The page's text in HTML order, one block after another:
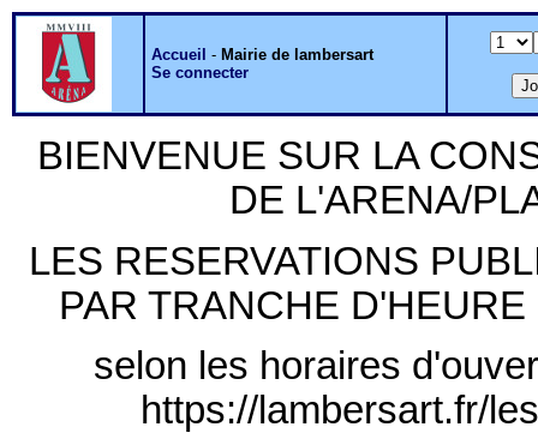
Accueil - Mairie de lambersart
Se connecter
BIENVENUE SUR LA
DE L'ARENA/
LES RESERVATIONS
PAR TRANCHE
selon les horaires
https://lambersart.fr/